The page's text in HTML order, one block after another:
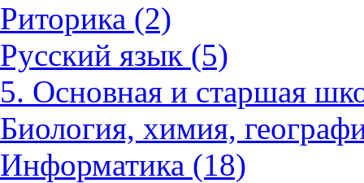
Риторика (2)
Русский язык (5)
5. Основная и старшая
Биология, химия,
Информатика (18)